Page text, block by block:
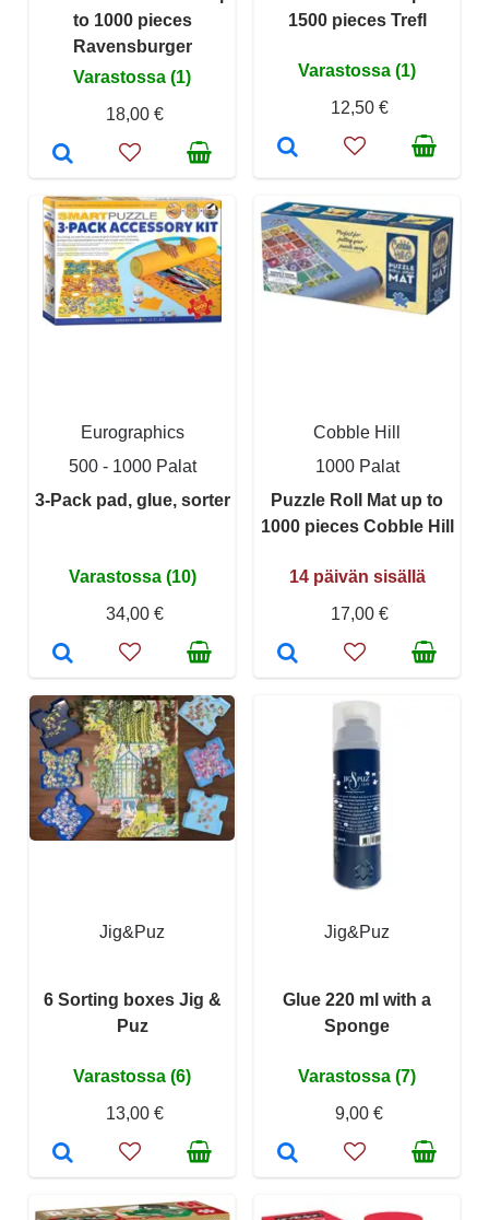
to 1000 pieces
Ravensburger
Varastossa (1)
18,00 €
1500 pieces Trefl
Varastossa (1)
12,50 €
Eurographics
500 - 1000 Palat
3-Pack pad, glue, sorter
Varastossa (10)
34,00 €
Cobble Hill
1000 Palat
Puzzle Roll Mat up to
1000 pieces Cobble Hill
14 päivän sisällä
17,00 €
Jig&Puz
6 Sorting boxes Jig &
Puz
Varastossa (6)
13,00 €
Jig&Puz
Glue 220 ml with a
Sponge
Varastossa (7)
9,00 €